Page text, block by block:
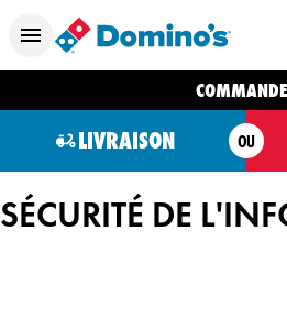
LIVRAISON OU
SÉCURITÉ DE